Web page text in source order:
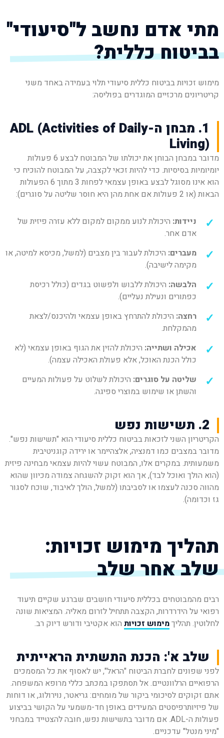
מתי אדם נחשב ל"סיעודי"
בביטוח כללית?
מימוש זכויות בביטוח כללית סיעודי תלוי בעמידה באחד משני
קריטריונים מרכזיים המוגדרים בפוליסה:
1. מבחן ה-ADL (Activities of Daily
Living)
מדובר במבחן הבוחן את יכולתו של המבוטח לבצע 6 פעולות
יומיומיות בסיסיות. כדי להיות זכאי לקצבה, על המבוטח להוכיח כי
הוא אינו מסוגל לבצע באופן עצמאי לפחות 3 מתוך 6 הפעולות
הבאות (או 2 פעולות אם אחת מהן היא חוסר שליטה על סוגרים):
ניידות: היכולת לנוע ממקום למקום ללא עזרה פיזית של
אדם אחר.
מעברים: היכולת לעבור בין מצבים (למשל, מכיסא למיטה, או
מקימה לישיבה).
הלבשה: היכולת ללבוש ולפשוט בגדים (כולל רכיסת
כפתורים ונעילת נעליים).
רחצה: היכולת להתרחץ באופן עצמאי ולהיכנס/לצאת
מהמקלחת.
אכילה ושתייה: היכולת להזין את הגוף באופן עצמאי (לא
כולל הכנת האוכל, אלא פעולת האכילה עצמה).
שליטה על סוגרים: היכולת לשלוט על פעולות המעיים
והשתן או שימוש במוצרי ספיגה.
2. תשישות נפש
הקריטריון השני לזכאות בביטוח כללית סיעודי הוא "תשישות נפש".
מדובר במצבים כמו דמנציה, אלצהיימר או ירידה קוגניטיבית
משמעותית. במקרים אלו, המבוטח עשוי להיות עצמאי מבחינה פיזית
(הוא הולך ואוכל לבד), אך הוא זקוק להשגחה צמודה מכיוון שהוא
מהווה סכנה לעצמו או לסביבתו (למשל, הולך לאיבוד, שוכח לסגור
גז וכדומה).
תהליך מימוש זכויות:
שלב אחר שלב
רבים מהמבוטחים בכללית סיעודי חושבים שברגע שקיים תיעוד
רפואי על הידרדרות, הקצבה תתחיל לזרום מאליה. המציאות שונה
לחלוטין. תהליךמימוש זכויות הוא אקטיבי ודורש דיוק רב.
שלב א': הכנת התשתית הראייתית
לפני שפונים לחברת הביטוח "הראל", יש לאסוף את כל המסמכים
הרפואיים הרלוונטיים. אל תסתפקו במכתב כללי מרופא המשפחה.
אתם זקוקים לסיכומי ביקור של מומחים: גריאטר, נוירולוג, או דוחות
של פיזיותרפיסטים המעידים באופן חד-משמעי על הקושי בביצוע
פעולות ה-ADL. אם מדובר בתשישות נפש, חובה להצטייד במבחני
"מיני מנטל" עדכניים.